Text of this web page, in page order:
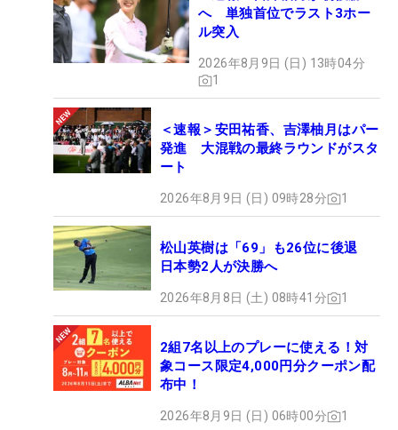
へ 単独首位でラスト3ホー
ル突入
2026年8月9日 (日) 13時04分
1
＜速報＞安田祐香、吉澤柚月はパー
発進 大混戦の最終ラウンドがスタ
ート
2026年8月9日 (日) 09時28分 1
松山英樹は「69」も26位に後退
日本勢2人が決勝へ
2026年8月8日 (土) 08時41分 1
2組7名以上のプレーに使える！対
象コース限定4,000円分クーポン配
布中！
2026年8月9日 (日) 06時00分 1